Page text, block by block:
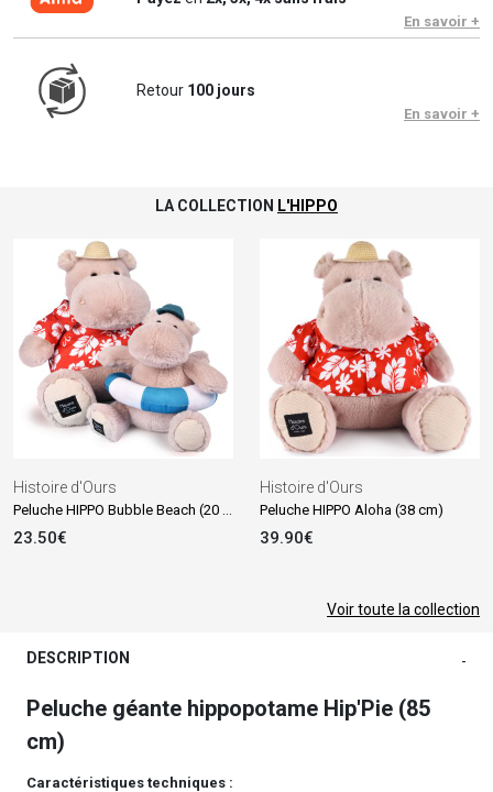
En savoir +
Retour 100 jours
En savoir +
LA COLLECTION L'HIPPO
Histoire d'Ours
23.50€
Histoire d'Ours
Peluche HIPPO Aloha (38 cm)
39.90€
Voir toute la collection
DESCRIPTION -
Peluche géante hippopotame Hip'Pie (85
cm)
Caractéristiques techniques :